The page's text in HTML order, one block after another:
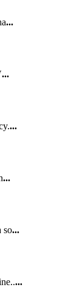
...
...
...
...
so...
...